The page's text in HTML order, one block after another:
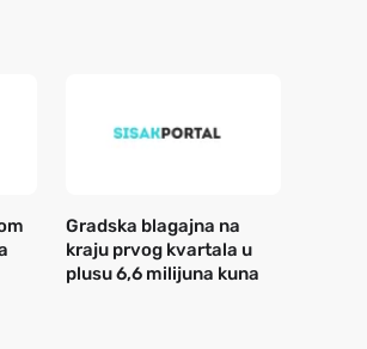
Gradska blagajna na
kraju prvog kvartala u
plusu 6,6 milijuna kuna